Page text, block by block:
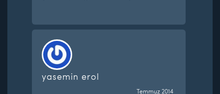
yasemin erol
Temmuz 2014